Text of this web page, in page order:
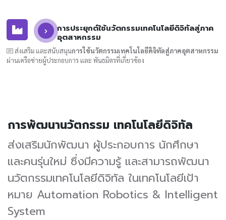
การประยุกต์ใช้นวัตกรรมเทคโนโลยีดิจิทัลสู่ภาค
อุตสาหกรรม
ส่งเสริม และสนับสนุนการใช้นวัตกรรมเทคโนโลยีดิจิทัลสู่ภาคอุตสาหกรรม
ผ่านเครือข่ายผู้ประกอบการ และ พันธมิตรที่เกี่ยวข้อง
การพัฒนานวัตกรรม เทคโนโลยีดิจิทัล
ส่งเสริมนักพัฒนา ผู้ประกอบการ นักศึกษา
และคนรุ่นใหม่ ซึ่งมีความรู้ และสามารถพัฒนา
นวัตกรรมเทคโนโลยีดิจิทัล ในเทคโนโลยีเป้า
หมาย Automation Robotics & Intelligent
System